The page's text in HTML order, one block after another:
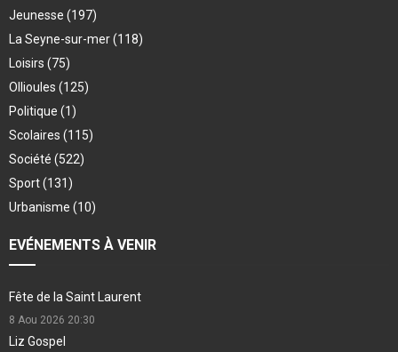
Jeunesse (197)
La Seyne-sur-mer(118)
Loisirs (75)
Ollioules (125)
Politique (1)
Scolaires (115)
Société (522)
Sport(131)
Urbanisme (10)
EVÉNEMENTS À VENIR
Fête de la Saint Laurent
8 Aou 2026 20:30
Liz Gospel